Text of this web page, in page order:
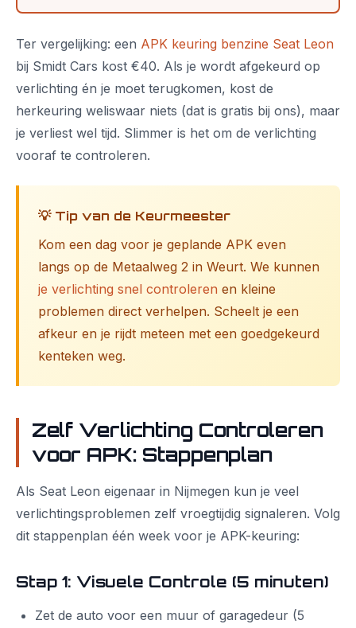
Ter vergelijking: een APK keuring benzine Seat Leon
bij Smidt Cars kost €40. Als je wordt afgekeurd op
verlichting én je moet terugkomen, kost de
herkeuring weliswaar niets (dat is gratis bij ons), maar
je verliest wel tijd. Slimmer is het om de verlichting
vooraf te controleren.
💡 Tip van de Keurmeester
Kom een dag voor je geplande APK even
langs op de Metaalweg 2 in Weurt. We kunnen
je verlichting snel controleren en kleine
problemen direct verhelpen. Scheelt je een
afkeur en je rijdt meteen met een goedgekeurd
kenteken weg.
Zelf Verlichting Controleren
voor APK: Stappenplan
Als Seat Leon eigenaar in Nijmegen kun je veel
verlichtingsproblemen zelf vroegtijdig signaleren. Volg
dit stappenplan één week voor je APK-keuring:
Stap 1: Visuele Controle (5 minuten)
Zet de auto voor een muur of garagedeur (5